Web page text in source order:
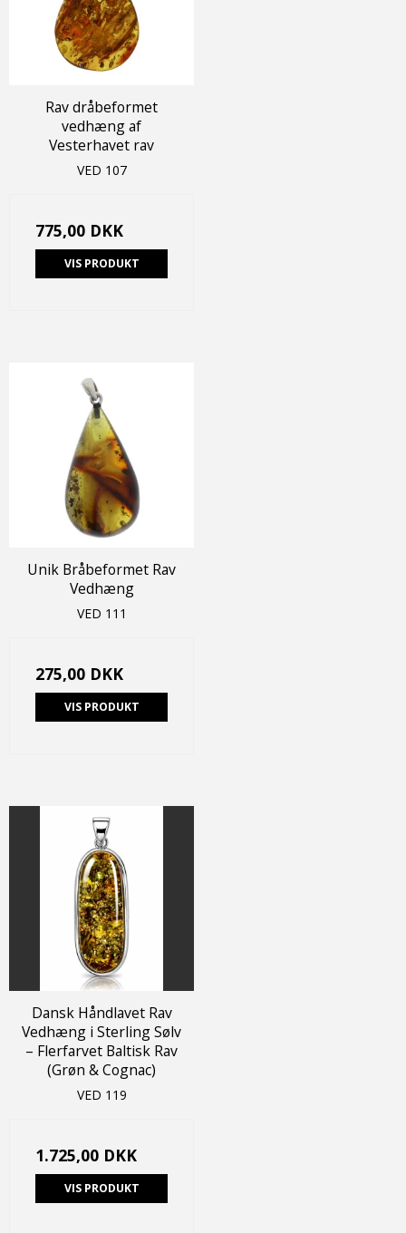
Rav dråbeformet
vedhæng af
Vesterhavet rav
VED 107
775,00 DKK
VIS PRODUKT
Unik Bråbeformet Rav
Vedhæng
VED 111
275,00 DKK
VIS PRODUKT
Dansk Håndlavet Rav
Vedhæng i Sterling Sølv
– Flerfarvet Baltisk Rav
(Grøn & Cognac)
VED 119
1.725,00 DKK
VIS PRODUKT